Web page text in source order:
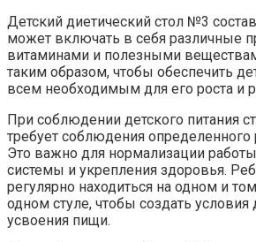
Детский диетический стол №3
может включать в себя различные
витаминами и полезными
таким образом, чтобы обеспечить
всем необходимым для его роста и
При соблюдении детского питания
требует соблюдения определенного
Это важно для нормализации
системы и укрепления здоровья.
регулярно находиться на одном и
одном стуле, чтобы создать условия
усвоения пищи.